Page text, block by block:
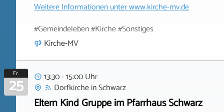
Weitere Informationen unterwww.kirche-mv.de
#Gemeindeleben #Kirche #Sonstiges
Kirche-MV
Fr.
25
13:30 - 15:00 Uhr
DorfkircheinSchwarz
Eltern Kind Gruppe im Pfarrhaus Schwarz